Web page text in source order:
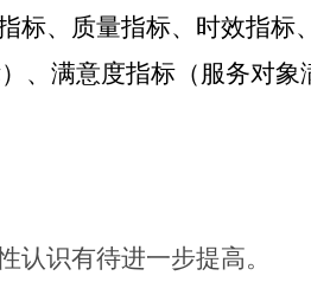
标、质量指标、时效指标
、满意度指标（服务对
认识有待进一步提高。